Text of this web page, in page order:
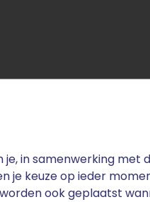
in samenwerking met
je keuze op ieder
ook geplaatst